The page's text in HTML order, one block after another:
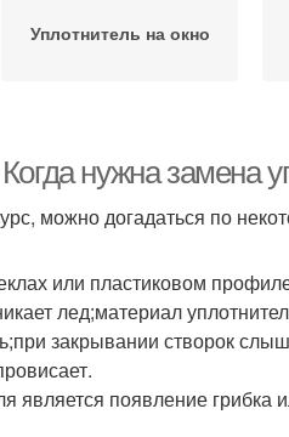
Уплотнитель на окно
нужна замена
можно догадаться по
или пластиковом
лед;материал
закрывании створок
является появление грибка